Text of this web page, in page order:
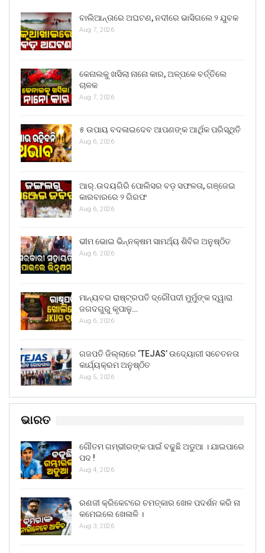
ବାଲିଆନ୍ତାରେ ଅଘଟଣ, ନଦୀରେ ଭାସିଗଲେ ୨ ଯୁବକ
Aug 7, 2026
କେନାଲକୁ ଖସିଲା ନାନୋ କାର, ଅଳ୍ପକେ ବର୍ତ୍ତିଲେ
ଚାଳକ
Aug 7, 2026
୫ ଉପାୟ ବଦଳାଇଦେବ ଆପଣଙ୍କ ଆର୍ଥିକ ପରିସ୍ଥିତି
Aug 6, 2026
ଆର୍.ଉଦୟଗିରି ପୋଲିସର ବଡ଼ ସଫଳତା, ଗଞ୍ଜେଇ
କାରବାରରେ ୨ ଗିରଫ
Aug 6, 2026
ଭୀମ ଭୋଇ ଭିନ୍ନକ୍ଷମ ସାମର୍ଥ୍ୟ ଶିବିର ଅନୁଷ୍ଠିତ
Aug 6, 2026
ମାନ୍ୟବର ରାଷ୍ଟ୍ରପତି ଦ୍ରୌପଦୀ ମୁର୍ମୁଙ୍କ ଦ୍ୱାରା
ଜଗଦଗୁରୁ କୃପାଳୁ…
Aug 6, 2026
ଗଜପତି ଜିଲ୍ଲାରେ ‘TEJAS’ ଉଦ୍ୟୋଗୀ ସଚେତନତା
କାର୍ଯ୍ୟକ୍ରମ ଅନୁଷ୍ଠିତ
Aug 5, 2026
ଭାରତ
ଗୌତମ ଗମ୍ଭୀରଙ୍କ ପାଇଁ ବଢୁଛି ଅଡୁଆ । ଯାଇପାରେ
ପଦ !
Aug 4, 2026
ରଣଜୀ କ୍ରିକେଟରେ ଚମତ୍କାର ଖେଳ ପଦର୍ଶନ କରି ନା
କମେଇଲେ ଖେଳାଳି ।
Aug 3, 2026